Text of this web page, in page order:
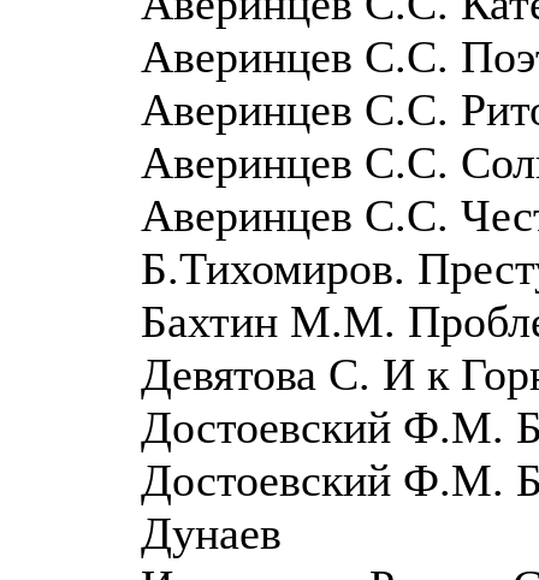
Аверинцев С.С.
Аверинцев С.С.
Аверинцев С.С.
Аверинцев С.С.
Б.Тихомиров.
Бахтин М.М.
Девятова С. И к
Достоевский Ф.М.
Достоевский Ф.М.
Дунаев